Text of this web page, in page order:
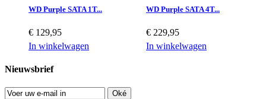
WD Purple SATA 1T...
€ 129,95
In winkelwagen
WD Purple SATA 4T...
€ 229,95
In winkelwagen
Nieuwsbrief
Oké